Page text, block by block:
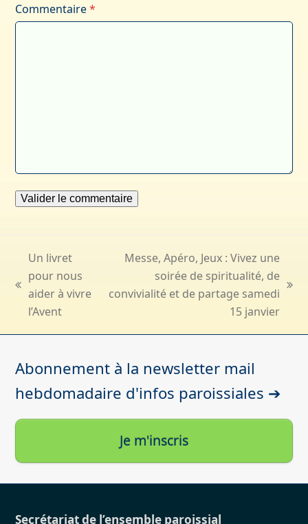
Commentaire*
previous
post:
Un livret
pour nous
aider à vivre
l’Avent
next
Messe, Apéro, Jeux : Vivez une
soirée de spiritualité, de
convivialité et de partage samedi
15 janvier
Abonnement à la newsletter mail
hebdomadaire d'infos paroissiales ➔
Je m'inscris
Secrétariat de l’ensemble paroissial